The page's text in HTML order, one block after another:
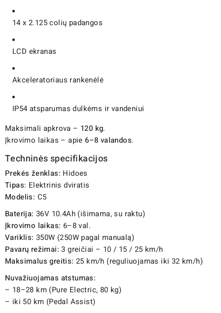
14 x 2.125 colių padangos
LCD ekranas
Akceleratoriaus rankenėlė
IP54 atsparumas dulkėms ir vandeniui
Maksimali apkrova – 120 kg.
Įkrovimo laikas – apie 6–8 valandos.
Techninės specifikacijos
Prekės ženklas: Hidoes
Tipas: Elektrinis dviratis
Modelis: C5
Baterija: 36V 10.4Ah (išimama, su raktu)
Įkrovimo laikas: 6–8 val.
Variklis: 350W (250W pagal manualą)
Pavarų režimai: 3 greičiai – 10 / 15 / 25 km/h
Maksimalus greitis: 25 km/h (reguliuojamas iki 32 km/h)
Nuvažiuojamas atstumas:
– 18–28 km (Pure Electric, 80 kg)
– iki 50 km (Pedal Assist)